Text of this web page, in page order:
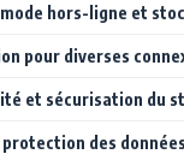
hors-ligne et
pour diverses
et sécurisation du
des